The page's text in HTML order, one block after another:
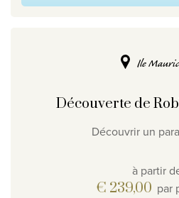
Ile
Découverte de
Découvrir un
à partir
€ 239,00 par